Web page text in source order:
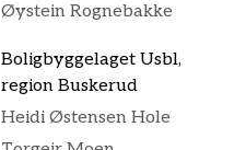
Øystein Rognebakke
Boligbyggelaget Usbl,
region Buskerud
Heidi Østensen Hole